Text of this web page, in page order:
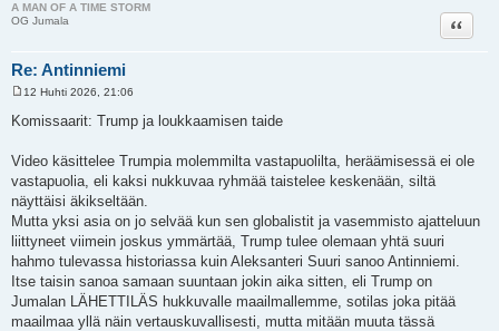
A MAN OF A TIME STORM
OG Jumala
Re: Antinniemi
Lainaa
e
i
12 Huhti 2026, 21:06
Komissaarit: Trump ja loukkaamisen taide
Video käsittelee Trumpia molemmilta vastapuolilta, heräämisessä ei ole
vastapuolia, eli kaksi nukkuvaa ryhmää taistelee keskenään, siltä
näyttäisi äkikseltään.
Mutta yksi asia on jo selvää kun sen globalistit ja vasemmisto ajatteluun
liittyneet viimein joskus ymmärtää, Trump tulee olemaan yhtä suuri
hahmo tulevassa historiassa kuin Aleksanteri Suuri sanoo Antinniemi.
Itse taisin sanoa samaan suuntaan jokin aika sitten, eli Trump on
Jumalan LÄHETTILÄS hukkuvalle maailmallemme, sotilas joka pitää
maailmaa yllä näin vertauskuvallisesti, mutta mitään muuta tässä